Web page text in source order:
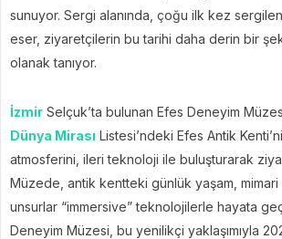
sunuyor. Sergi alanında, çoğu ilk kez
eser, ziyaretçilerin bu tarihi daha derin bir
olanak tanıyor.
İzmir Selçuk’ta bulunan Efes Deneyim
Dünya Mirası Listesi’ndeki Efes Antik
atmosferini, ileri teknoloji ile buluşturarak
Müzede, antik kentteki günlük yaşam, mimari
unsurlar “immersive” teknolojilerle hayata
Deneyim Müzesi, bu yenilikçi yaklaşımıyla